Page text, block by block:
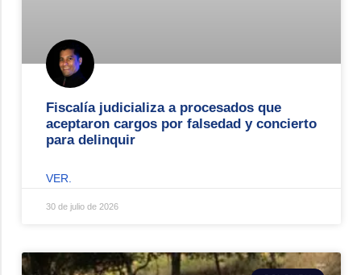
Fiscalía judicializa a procesados que
aceptaron cargos por falsedad y concierto
para delinquir
VER.
30 de julio de 2026